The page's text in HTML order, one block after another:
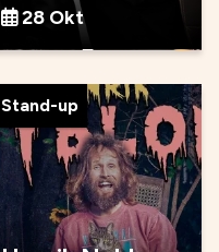
28 Okt
Stand-up